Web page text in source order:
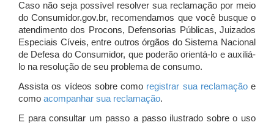
Caso não seja possível resolver sua reclamação por meio
do Consumidor.gov.br, recomendamos que você busque o
atendimento dos Procons, Defensorias Públicas, Juizados
Especiais Cíveis, entre outros órgãos do Sistema Nacional
de Defesa do Consumidor, que poderão orientá-lo e auxiliá-
lo na resolução de seu problema de consumo.
Assista os vídeos sobre como registrar sua reclamaçãoe
como acompanhar sua reclamação.
E para consultar um passo a passo ilustrado sobre o uso